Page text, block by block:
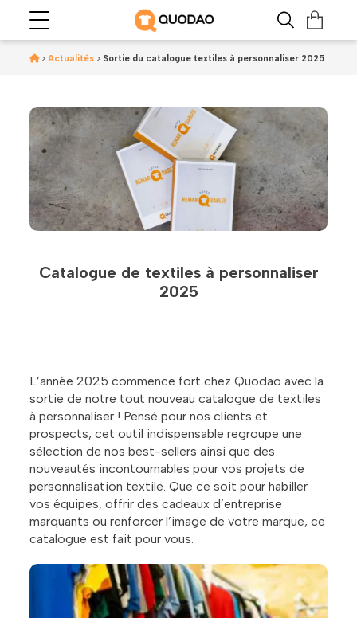
Catalogue de textiles à personnaliser
2025
> Actualités > Sortie du catalogue textiles à personnaliser 2025
L’année 2025 commence fort chez Quodao avec la
sortie de notre tout nouveau catalogue de textiles
à personnaliser ! Pensé pour nos clients et
prospects, cet outil indispensable regroupe une
sélection de nos best-sellers ainsi que des
nouveautés incontournables pour vos projets de
personnalisation textile. Que ce soit pour habiller
vos équipes, offrir des cadeaux d’entreprise
marquants ou renforcer l’image de votre marque, ce
catalogue est fait pour vous.